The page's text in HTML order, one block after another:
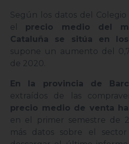
Según los datos del
el precio medio del
Cataluña se sitúa en los
supone un aumento del
de 2020.
En la provincia de
extraídos de las
precio medio de venta
en el primer semestre de
más datos sobre el sector